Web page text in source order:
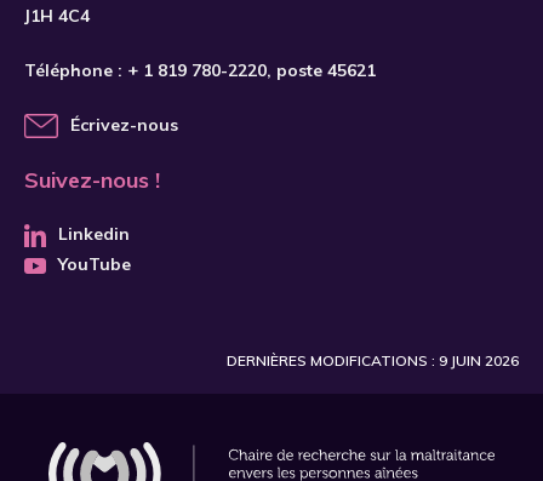
J1H 4C4
Téléphone : + 1 819 780-2220, poste 45621
Écrivez-nous
Suivez-nous !
Linkedin
YouTube
DERNIÈRES MODIFICATIONS : 9 JUIN 2026